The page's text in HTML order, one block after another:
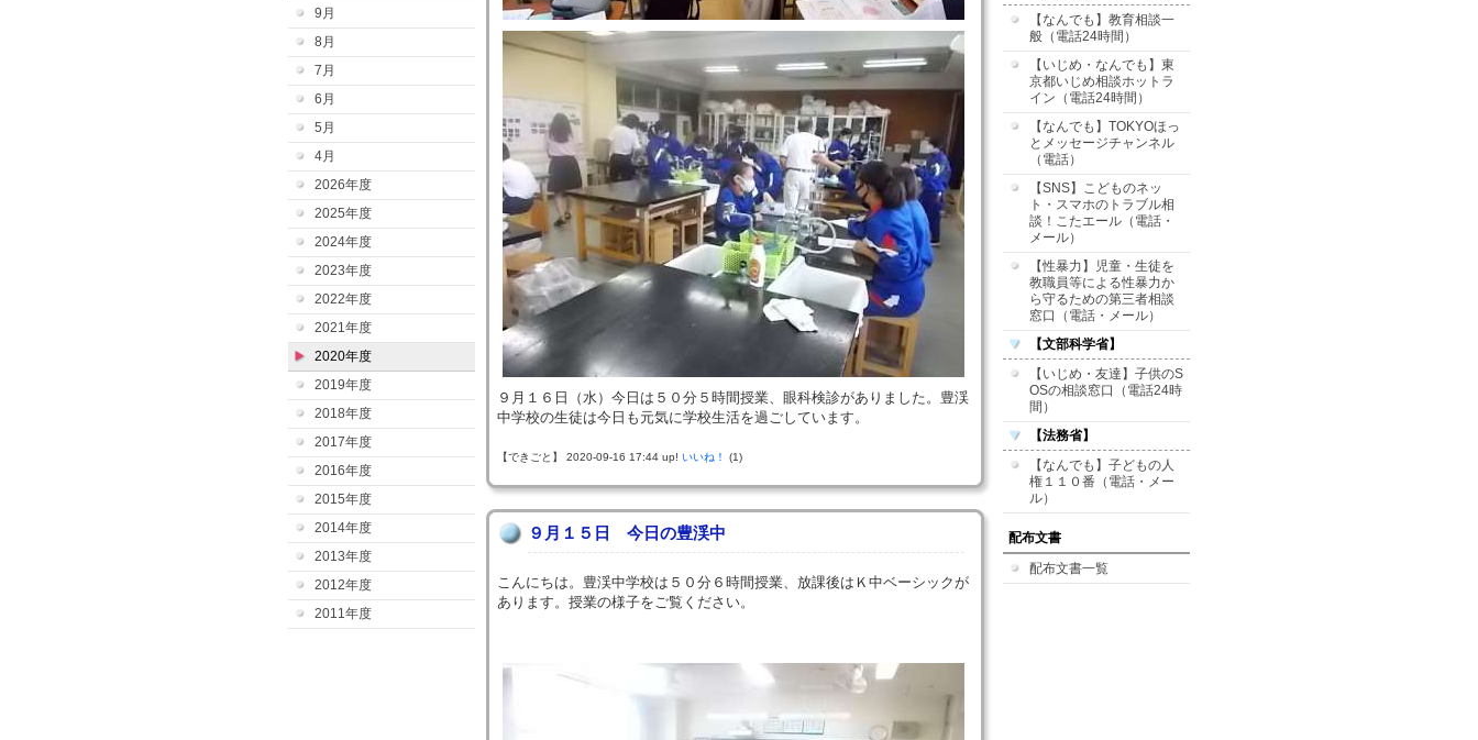
9月
8月
7月
6月
5月
4月
2026年度
2025年度
2024年度
2023年度
2022年度
2021年度
2020年度
2019年度
2018年度
2017年度
2016年度
2015年度
2014年度
2013年度
2012年度
2011年度
９月１６日（水）今日は５０分５時間授業、眼科検診がありました。豊渓
中学校の生徒は今日も元気に学校生活を過ごしています。
【できごと】 2020-09-16 17:44 up! いいね！ (1)
９月１５日 今日の豊渓中
こんにちは。豊渓中学校は５０分６時間授業、放課後はＫ中ベーシックが
あります。授業の様子をご覧ください。
【なんでも】教育相談一
般（電話24時間）
【いじめ・なんでも】東
京都いじめ相談ホットラ
イン（電話24時間）
【なんでも】TOKYOほっ
とメッセージチャンネル
（電話）
【SNS】こどものネッ
ト・スマホのトラブル相
談！こたエール（電話・
メール）
【性暴力】児童・生徒を
教職員等による性暴力か
ら守るための第三者相談
窓口（電話・メール）
【文部科学省】
【いじめ・友達】子供のS
OSの相談窓口（電話24時
間）
【法務省】
【なんでも】子どもの人
権１１０番（電話・メー
ル）
配布文書
配布文書一覧